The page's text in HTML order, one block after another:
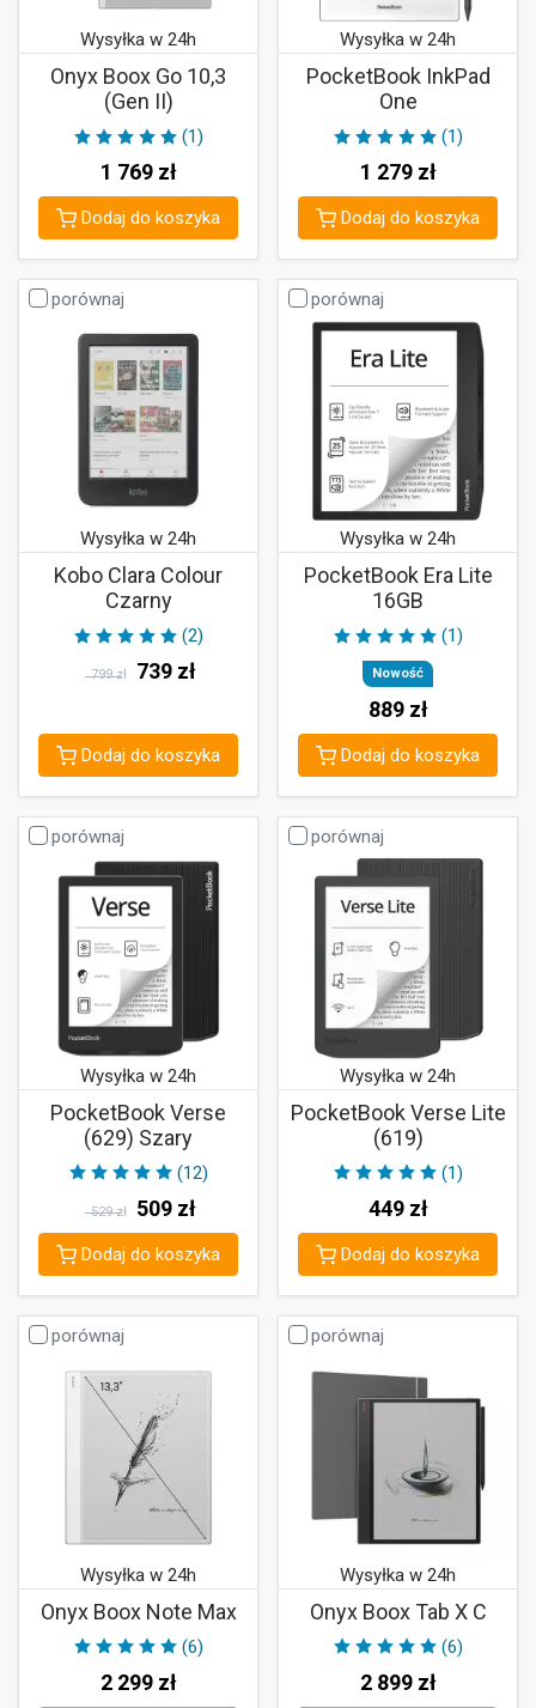
Wysyłka w 24h
Onyx Boox Go 10,3
(Gen II)
(1)
1 769zł
Dodaj do koszyka
Wysyłka w 24h
PocketBook InkPad
One
(1)
1 279zł
Dodaj do koszyka
porównaj
Wysyłka w 24h
Kobo Clara Colour
Czarny
(2)
799 zł 739zł
Dodaj do koszyka
porównaj
Wysyłka w 24h
PocketBook Era Lite
16GB
(1)
Nowość
889zł
Dodaj do koszyka
porównaj
Wysyłka w 24h
PocketBook Verse
(629) Szary
(12)
529 zł 509zł
Dodaj do koszyka
porównaj
Wysyłka w 24h
PocketBook Verse Lite
(619)
(1)
449zł
Dodaj do koszyka
porównaj
Wysyłka w 24h
Onyx Boox Note Max
(6)
2 299zł
porównaj
Wysyłka w 24h
Onyx Boox Tab X C
(6)
2 899zł